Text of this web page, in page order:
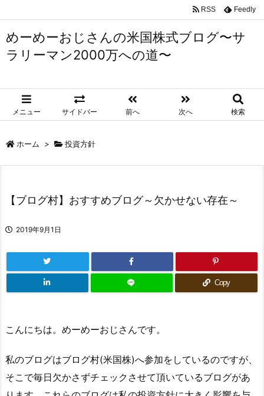
めーめーおじさんの米国株式ブログ〜サ
ラリーマン2000万への道〜
メニュー サイドバー 前へ 次へ 検索
RSS Feedly
ホーム > 投資方針
【ブログ村】おすすめブログ～欠かせない存在～
2019年9月1日
Copy
こんにちは。めーめーおじさんです。
私のブログはブログ村(米国株)へ参加をしているのですが、
そこで毎日欠かさずチェックさせて頂いているブログがあ